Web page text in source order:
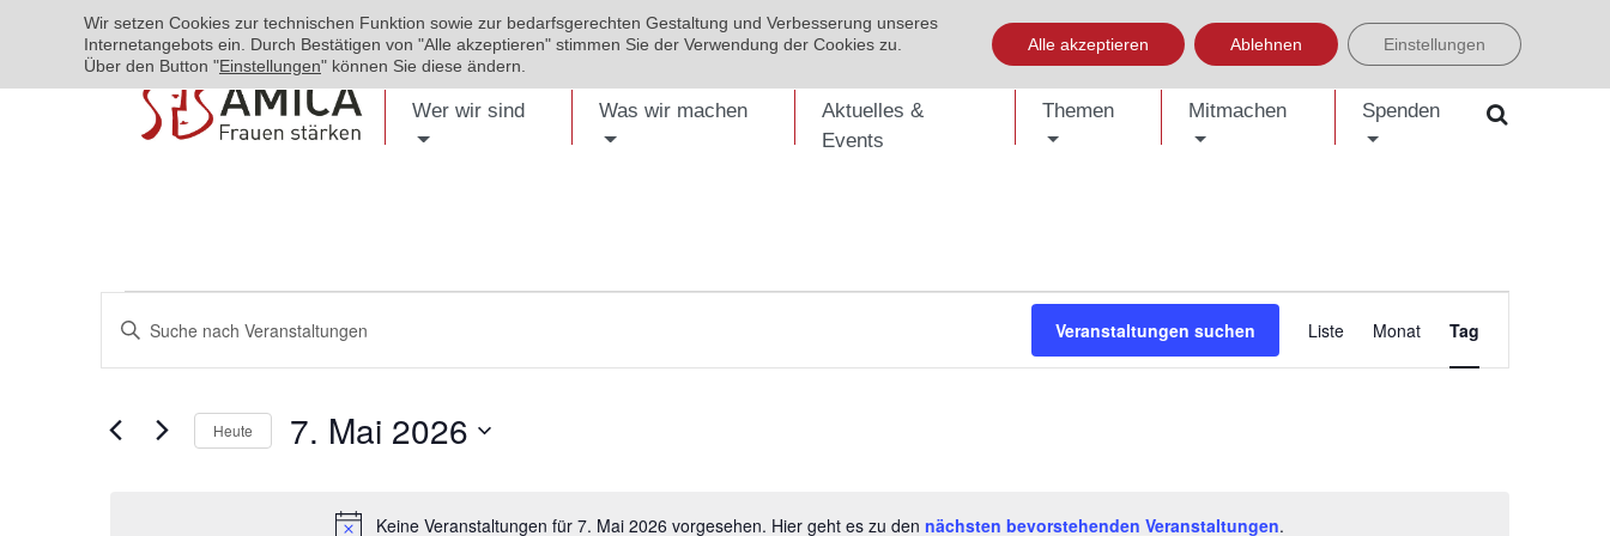
EVENTS PUBLIKATIONEN KONTAKT SHOP ENGLISH العربية УКРАЇНСЬКА BOSANSKI EINFACHE SPRACHE
Wer wir sind Was wir machen
Aktuelles &
Events
Themen Mitmachen Spenden
Keine Veranstaltungen für 7. Mai 2026 vorgesehen. Hier geht es zu den nächsten bevorstehenden Veranstaltungen.
Veranstaltungen
Suche
Ansichten,
Bitte
Suche
Veranstaltungen suchen
Ansichten-
Liste Monat Tag
Heute 7. Mai 2026
Wir setzen Cookies zur technischen Funktion sowie zur bedarfsgerechten Gestaltung und Verbesserung unseres
Internetangebots ein. Durch Bestätigen von "Alle akzeptieren" stimmen Sie der Verwendung der Cookies zu.
Über den Button "Einstellungen" können Sie diese ändern.
Alle akzeptieren Ablehnen Einstellungen